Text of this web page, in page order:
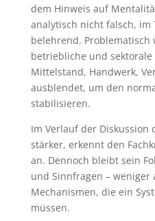
dem Hinweis auf
analytisch nicht falsch, im
belehrend. Problematisch
betriebliche und sektorale
Mittelstand, Handwerk,
ausblendet, um den
stabilisieren.
Im Verlauf der Diskussion
stärker, erkennt den
an. Dennoch bleibt sein
und Sinnfragen – weniger
Mechanismen, die ein
müssen.